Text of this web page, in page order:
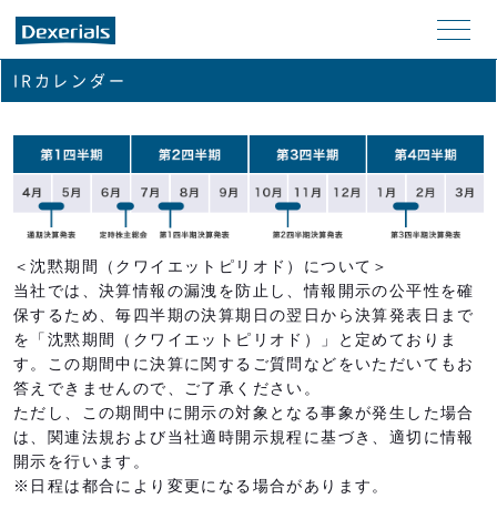
メニ
IRカレンダー
＜沈黙期間（クワイエットピリオド）について＞
当社では、決算情報の漏洩を防止し、情報開示の公平性を確
保するため、毎四半期の決算期日の翌日から決算発表日まで
を「沈黙期間（クワイエットピリオド）」と定めておりま
す。この期間中に決算に関するご質問などをいただいてもお
答えできませんので、ご了承ください。
ただし、この期間中に開示の対象となる事象が発生した場合
は、関連法規および当社適時開示規程に基づき、適切に情報
開示を行います。
※日程は都合により変更になる場合があります。